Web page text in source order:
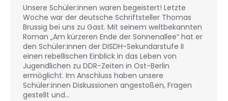
Unsere Schüler:innen waren begeistert! Letzte
Woche war der deutsche Schriftsteller Thomas
Brussig bei uns zu Gast. Mit seinem weltbekannten
Roman „Am kürzeren Ende der Sonnenallee“ hat er
den Schüler:innen der DISDH-Sekundarstufe II
einen rebellischen Einblick in das Leben von
Jugendlichen zu DDR-Zeiten in Ost-Berlin
ermöglicht. Im Anschluss haben unsere
Schüler:innen Diskussionen angestoßen, Fragen
gestellt und…